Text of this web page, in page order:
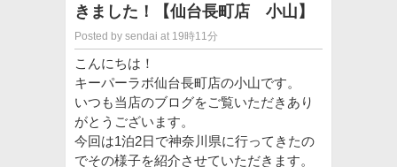
きました！【仙台長町店 小山】
Posted by sendai at 19時11分
こんにちは！
キーパーラボ仙台長町店の小山です。
いつも当店のブログをご覧いただきあり
がとうございます。
今回は1泊2日で神奈川県に行ってきたの
でその様子を紹介させていただきます。